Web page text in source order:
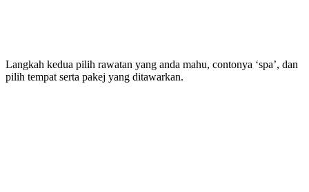
Langkah kedua pilih rawatan yang anda mahu, contonya ‘spa’, dan
pilih tempat serta pakej yang ditawarkan.